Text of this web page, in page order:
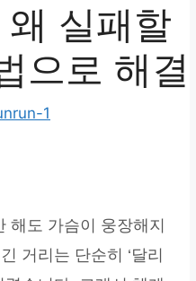
실패할
으로 해결
1
해도 가슴이 웅장해지
거리는 단순히 ‘달리